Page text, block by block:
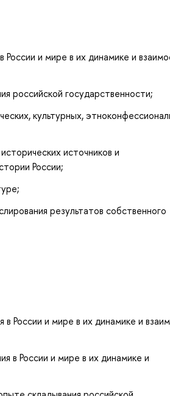
и мире в их динамике и
российской государственности;
культурных,
источников и
России;
результатов собственного
России и мире в их динамике и
в России и мире в их динамике и